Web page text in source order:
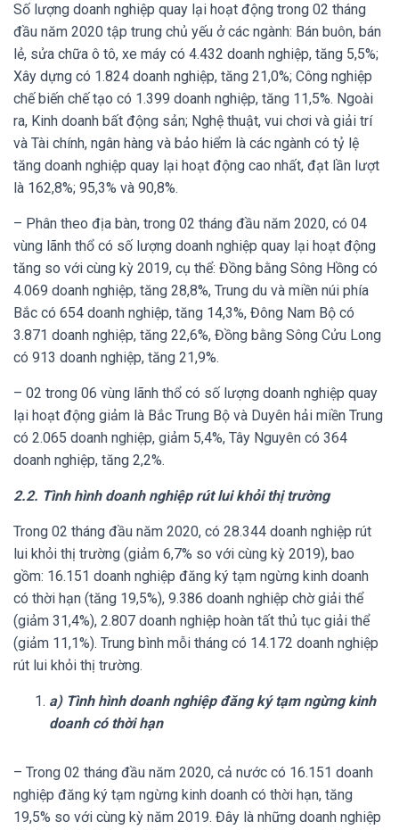
Số lượng doanh nghiệp quay lại hoạt động trong 02 tháng
đầu năm 2020 tập trung chủ yếu ở các ngành: Bán buôn, bán
lẻ, sửa chữa ô tô, xe máy có 4.432 doanh nghiệp, tăng 5,5%;
Xây dựng có 1.824 doanh nghiệp, tăng 21,0%; Công nghiệp
chế biến chế tạo có 1.399 doanh nghiệp, tăng 11,5%. Ngoài
ra, Kinh doanh bất động sản; Nghệ thuật, vui chơi và giải trí
và Tài chính, ngân hàng và bảo hiểm là các ngành có tỷ lệ
tăng doanh nghiệp quay lại hoạt động cao nhất, đạt lần lượt
là 162,8%; 95,3% và 90,8%.
– Phân theo địa bàn, trong 02 tháng đầu năm 2020, có 04
vùng lãnh thổ có số lượng doanh nghiệp quay lại hoạt động
tăng so với cùng kỳ 2019, cụ thể: Đồng bằng Sông Hồng có
4.069 doanh nghiệp, tăng 28,8%, Trung du và miền núi phía
Bắc có 654 doanh nghiệp, tăng 14,3%, Đông Nam Bộ có
3.871 doanh nghiệp, tăng 22,6%, Đồng bằng Sông Cửu Long
có 913 doanh nghiệp, tăng 21,9%.
– 02 trong 06 vùng lãnh thổ có số lượng doanh nghiệp quay
lại hoạt động giảm là Bắc Trung Bộ và Duyên hải miền Trung
có 2.065 doanh nghiệp, giảm 5,4%, Tây Nguyên có 364
doanh nghiệp, tăng 2,2%.
2.2. Tình hình doanh nghiệp rút lui khỏi thị trường
Trong 02 tháng đầu năm 2020, có 28.344 doanh nghiệp rút
lui khỏi thị trường (giảm 6,7% so với cùng kỳ 2019), bao
gồm: 16.151 doanh nghiệp đăng ký tạm ngừng kinh doanh
có thời hạn (tăng 19,5%), 9.386 doanh nghiệp chờ giải thể
(giảm 31,4%), 2.807 doanh nghiệp hoàn tất thủ tục giải thể
(giảm 11,1%). Trung bình mỗi tháng có 14.172 doanh nghiệp
rút lui khỏi thị trường.
a) Tình hình doanh nghiệp đăng ký tạm ngừng kinh
doanh có thời hạn
– Trong 02 tháng đầu năm 2020, cả nước có 16.151 doanh
nghiệp đăng ký tạm ngừng kinh doanh có thời hạn, tăng
19,5% so với cùng kỳ năm 2019. Đây là những doanh nghiệp